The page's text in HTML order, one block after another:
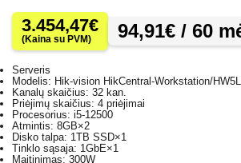
3.454,47€
(Kaina su PVM) 94,91€ / 60
Serveris
Modelis: Hik-vision HikCentral-Workstation/
Kanalų skaičius: 32 kan.
Priėjimų skaičius: 4 priėjimai
Procesorius: i5-12500
Atmintis: 8GB×2
Disko talpa: 1TB SSD×1
Tinklo sąsaja: 1GbE×1
Maitinimas: 300W